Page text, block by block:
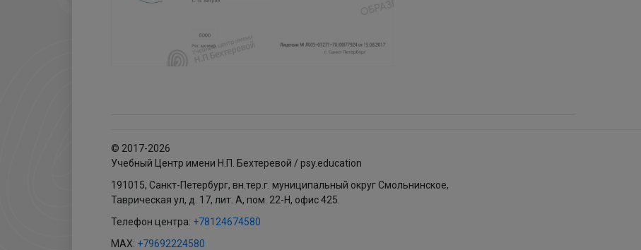
© 2017-2026
Учебный Центр имени Н.П. Бехтеревой / psy.education
191015, Санкт-Петербург, вн.тер.г. муниципальный округ Смольнинское,
Таврическая ул, д. 17, лит. А, пом. 22-Н, офис 425.
Телефон центра: +78124674580
MAX: +79692224580